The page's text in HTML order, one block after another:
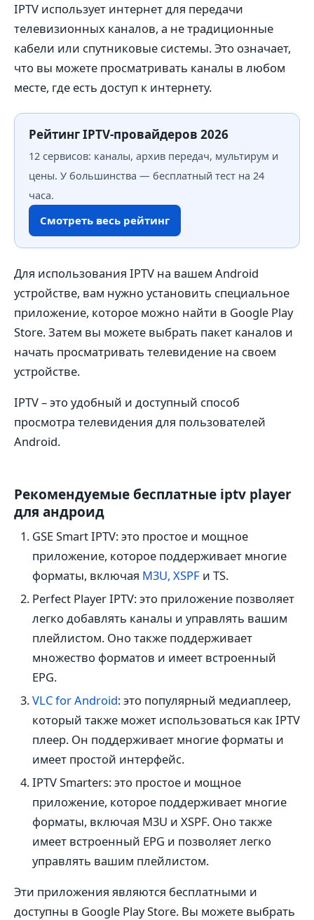
IPTV использует интернет для передачи
телевизионных каналов, а не традиционные
кабели или спутниковые системы. Это означает,
что вы можете просматривать каналы в любом
месте, где есть доступ к интернету.
Рейтинг IPTV-провайдеров 2026
12 сервисов: каналы, архив передач, мультирум и
цены. У большинства — бесплатный тест на 24
часа.
Смотреть весь рейтинг
Для использования IPTV на вашем Android
устройстве, вам нужно установить специальное
приложение, которое можно найти в Google Play
Store. Затем вы можете выбрать пакет каналов и
начать просматривать телевидение на своем
устройстве.
IPTV – это удобный и доступный способ
просмотра телевидения для пользователей
Android.
Рекомендуемые бесплатные iptv player
для андроид
GSE Smart IPTV: это простое и мощное
приложение, которое поддерживает многие
форматы, включая M3U, XSPF и TS.
Perfect Player IPTV: это приложение позволяет
легко добавлять каналы и управлять вашим
плейлистом. Оно также поддерживает
множество форматов и имеет встроенный
EPG.
VLC for Android: это популярный медиаплеер,
который также может использоваться как IPTV
плеер. Он поддерживает многие форматы и
имеет простой интерфейс.
IPTV Smarters: это простое и мощное
приложение, которое поддерживает многие
форматы, включая M3U и XSPF. Оно также
имеет встроенный EPG и позволяет легко
управлять вашим плейлистом.
Эти приложения являются бесплатными и
доступны в Google Play Store. Вы можете выбрать